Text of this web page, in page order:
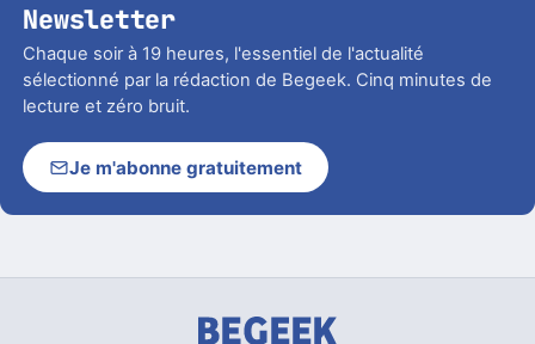
Newsletter
Chaque soir à 19 heures, l'essentiel de l'actualité
sélectionné par la rédaction de Begeek. Cinq minutes de
lecture et zéro bruit.
Je m'abonne gratuitement